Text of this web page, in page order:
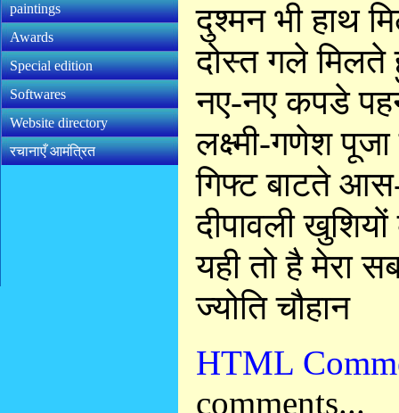
paintings
Awards
Special edition
Softwares
Website directory
रचानाएँ आमंत्रित
दुश्मन भी हाथ
दोस्त गले मिलते
नए-नए कपडे
लक्ष्मी-गणेश पूजा
गिफ्ट बाटते
दीपावली खुशियों
यही तो है मेरा
ज्योति चौहान
HTML
comments...